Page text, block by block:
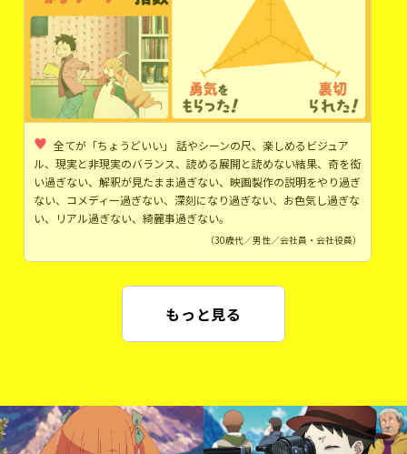
全てが「ちょうどいい」 話やシーンの尺、楽しめるビジュア
ル、現実と非現実のバランス、読める展開と読めない結果、奇を衒
い過ぎない、解釈が見たまま過ぎない、映画製作の説明をやり過ぎ
ない、コメディー過ぎない、深刻になり過ぎない、お色気し過ぎな
い、リアル過ぎない、綺麗事過ぎない。
（30歳代／男性／会社員・会社役員）
もっと見る